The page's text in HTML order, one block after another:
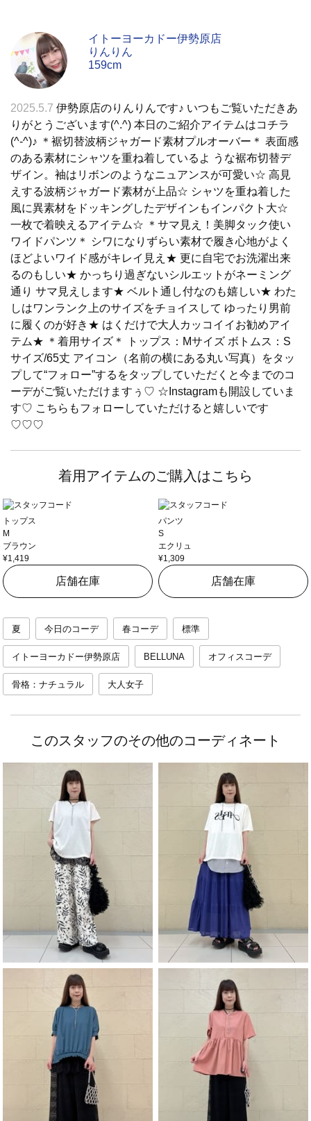
イトーヨーカドー伊勢原店
りんりん
159cm
2025.5.7 伊勢原店のりんりんです♪ いつもご覧いただきあ
りがとうございます(^.^) 本日のご紹介アイテムはコチラ
(^-^)♪ ＊裾切替波柄ジャガード素材プルオーバー＊ 表面感
のある素材にシャツを重ね着しているよ うな裾布切替デ
ザイン。袖はリボンのようなニュアンスが可愛い☆ 高見
えする波柄ジャガード素材が上品☆ シャツを重ね着した
風に異素材をドッキングしたデザインもインパクト大☆
一枚で着映えるアイテム☆ ＊サマ見え！美脚タック使い
ワイドパンツ＊ シワになりずらい素材で履き心地がよく
ほどよいワイド感がキレイ見え★ 更に自宅でお洗濯出来
るのもしい★ かっちり過ぎないシルエットがネーミング
通り サマ見えします★ ベルト通し付なのも嬉しい★ わた
しはワンランク上のサイズをチョイスして ゆったり男前
に履くのが好き★ はくだけで大人カッコイイお勧めアイ
テム★ ＊着用サイズ＊ トップス：Mサイズ ボトムス：S
サイズ/65丈 アイコン（名前の横にある丸い写真）をタッ
プして“フォロー”するをタップしていただくと今までのコ
ーデがご覧いただけますぅ♡ ☆Instagramも開設していま
す♡ こちらもフォローしていただけると嬉しいです
♡♡♡
着用アイテムのご購入はこちら
トップス
M
ブラウン
¥1,419
店舗在庫
パンツ
S
エクリュ
¥1,309
店舗在庫
夏 今日のコーデ 春コーデ 標準
イトーヨーカドー伊勢原店 BELLUNA オフィスコーデ
骨格：ナチュラル 大人女子
このスタッフのその他のコーディネート